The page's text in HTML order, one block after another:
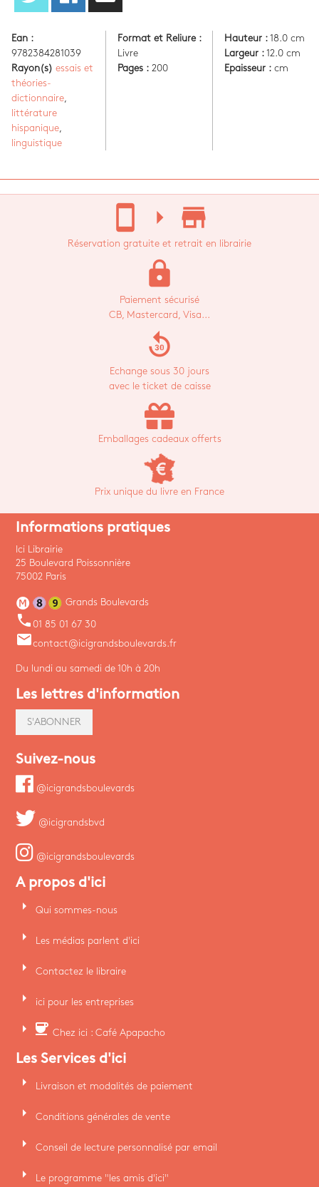
Ean :
9782384281039
Rayon(s) essais et
théories-
dictionnaire
littérature
hispanique
linguistique
Format et Reliure :
Livre
Pages : 200
Hauteur :18.0 cm
Largeur :12.0 cm
Epaisseur :cm
stay_current_portrait arrow_right store_mall_directory
Réservation gratuite et retrait en librairie
lock
Paiement sécurisé
CB, Mastercard, Visa...
replay_30
Echange sous 30 jours
avec le ticket de caisse
Emballages cadeaux offerts
Prix unique du livre en France
Informations pratiques
Ici Librairie
25 Boulevard Poissonnière
75002 Paris
Grands Boulevards
phone 01 85 01 67 30
emailcontact@icigrandsboulevards.fr
Du lundi au samedi de 10h à 20h
Les lettres d'information
S'ABONNER
Suivez-nous
@icigrandsboulevards
@icigrandsbvd
@icigrandsboulevards
A propos d'ici
arrow_right Qui sommes-nous
arrow_right Les médias parlent d'ici
arrow_right Contactez le libraire
arrow_right ici pour les entreprises
arrow_right coffee Chez ici : Café Apapacho
Les Services d'ici
arrow_right Livraison et modalités de paiement
arrow_right Conditions générales de vente
arrow_right Conseil de lecture personnalisé par email
arrow_right Le programme "les amis d'ici"